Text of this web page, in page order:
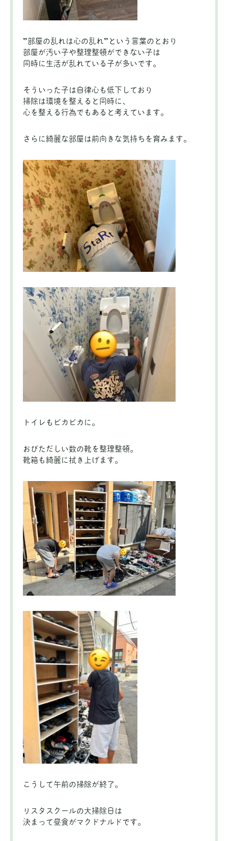
”部屋の乱れは心の乱れ”という言葉のとおり
部屋が汚い子や整理整頓ができない子は
同時に生活が乱れている子が多いです。
そういった子は自律心も低下しており
掃除は環境を整えると同時に、
心を整える行為でもあると考えています。
さらに綺麗な部屋は前向きな気持ちを育みます。
トイレもピカピカに。
おびただしい数の靴を整理整頓。
靴箱も綺麗に拭き上げます。
こうして午前の掃除が終了。
リスタスクールの大掃除日は
決まって昼食がマクドナルドです。